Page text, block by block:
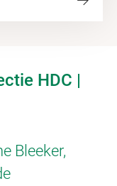
HDC |
Bleeker,